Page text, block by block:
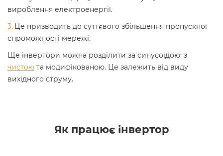
вироблення електроенергії.
Це призводить до суттєвого збільшення пропускної
спроможності мережі.
Ще інвертори можна розділити за синусоїдою: з
чистою та модифікованою. Це залежить від виду
вихідного струму.
Як працює інвертор